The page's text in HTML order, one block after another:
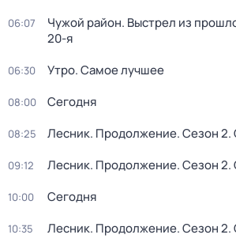
06:07 Чужой район. Выстрел из
20-я
06:30 Утро. Самое лучшее
08:00 Сегодня
08:25 Лесник. Продолжение. Сезон 2.
09:12 Лесник. Продолжение. Сезон 2.
10:00 Сегодня
10:35 Лесник. Продолжение. Сезон 2.